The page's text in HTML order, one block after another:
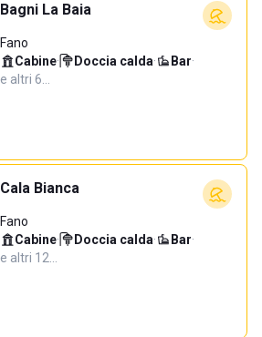
Bagni La Baia
Fano
Cabine· Doccia calda· Bar·
e altri 6…
Cala Bianca
Fano
Cabine· Doccia calda· Bar·
e altri 12…